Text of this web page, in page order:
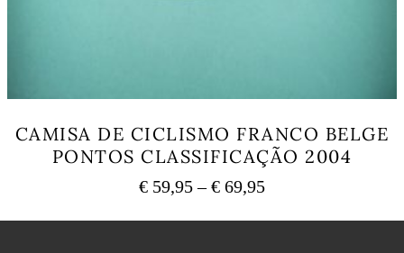
CAMISA DE CICLISMO FRANCO BELGE
PONTOS CLASSIFICAÇÃO 2004
€ 59,95 – € 69,95Price
€ 59,95